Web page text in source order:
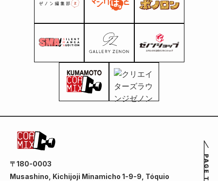
de Fumiyo Kono",
dia.
〒180-0003
Musashino, Kichijoji Minamicho 1-9-9, Tóquio